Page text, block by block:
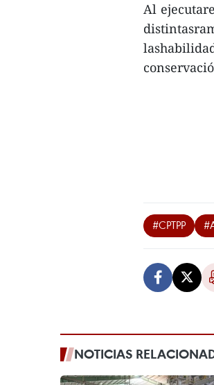
Al
#CPTPP
NOTICIAS